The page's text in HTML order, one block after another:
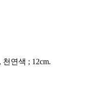
연색 ; 12cm.